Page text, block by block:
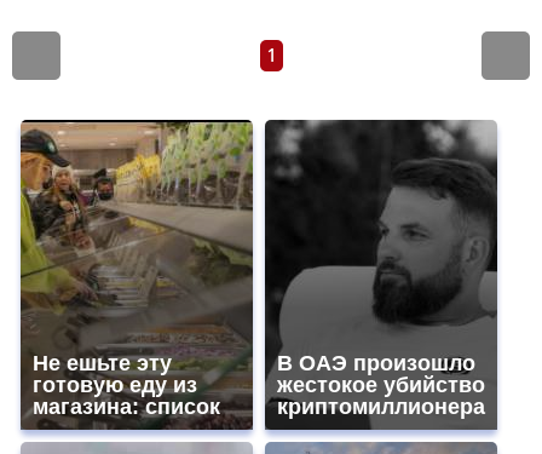
1
Не ешьте эту
готовую еду из
магазина: список
В ОАЭ произошло
жестокое убийство
криптомиллионера